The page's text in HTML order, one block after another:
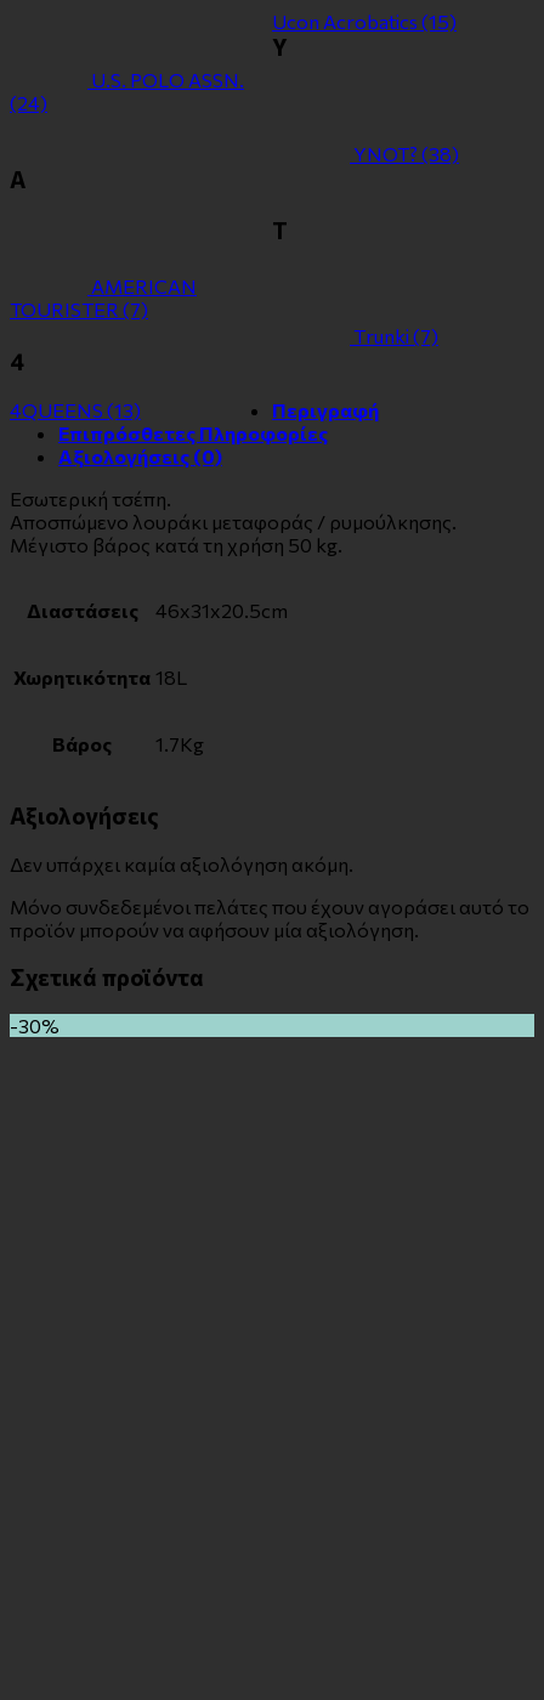
U.S. POLO ASSN.
(24)
Ucon Acrobatics (15)
Y
YNOT? (38)
Α
ΑMERICAN
TOURISTER (7)
Τ
Τrunki (7)
4
4QUEENS (13)
Περιγραφή
Επιπρόσθετες Πληροφορίες
Αξιολογήσεις (0)
Εσωτερική τσέπη.
Αποσπώμενο λουράκι μεταφοράς / ρυμούλκησης.
Μέγιστο βάρος κατά τη χρήση 50 kg.
Διαστάσεις 46x31x20.5cm
Χωρητικότητα 18L
Βάρος 1.7Κg
Αξιολογήσεις
Δεν υπάρχει καμία αξιολόγηση ακόμη.
Μόνο συνδεδεμένοι πελάτες που έχουν αγοράσει αυτό το
προϊόν μπορούν να αφήσουν μία αξιολόγηση.
Σχετικά προϊόντα
-30%